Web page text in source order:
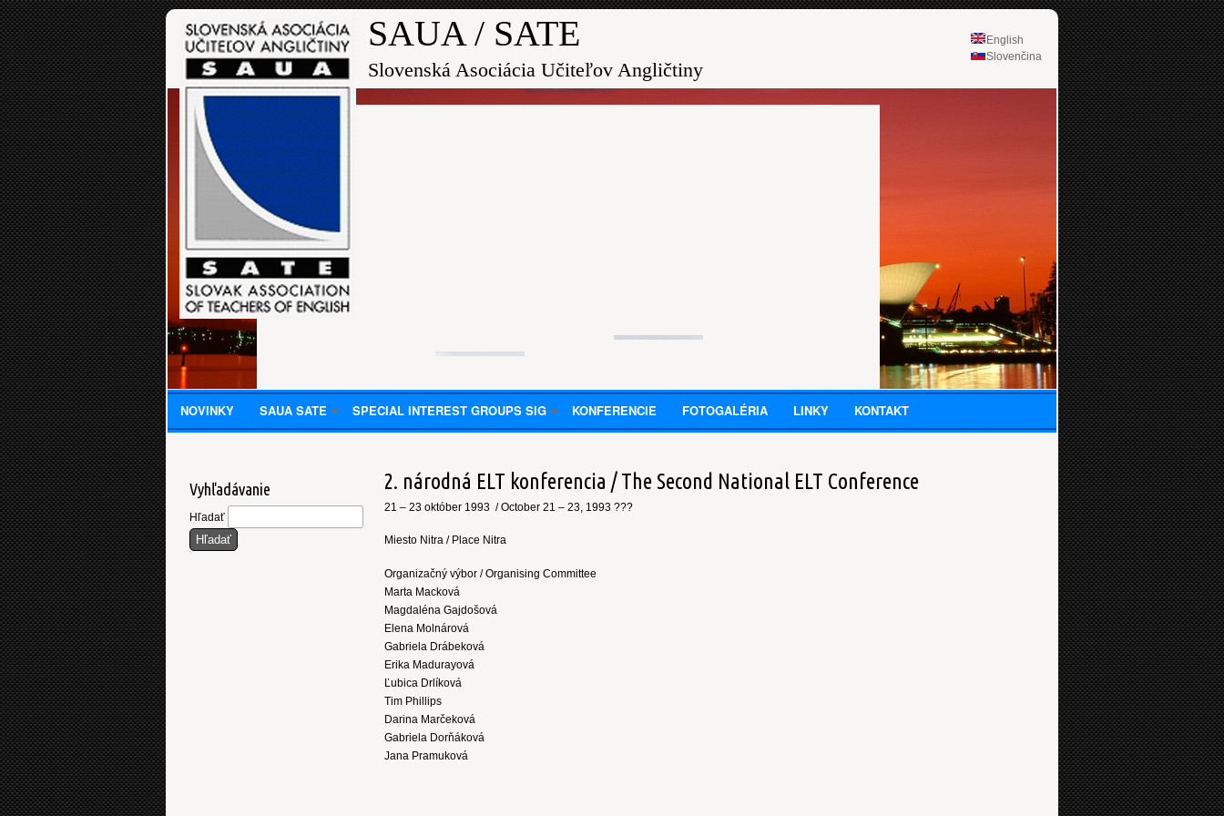
English
Slovenčina
SAUA / SATE
Slovenská Asociácia Učiteľov Angličtiny
NOVINKY SAUA SATE SPECIAL INTEREST GROUPS SIG KONFERENCIE FOTOGALÉRIA LINKY KONTAKT
2. národná ELT konferencia / The Second National ELT Conference
21 – 23 október 1993 / October 21 – 23, 1993 ???
Miesto Nitra / Place Nitra
Organizačný výbor / Organising Committee
Marta Macková
Magdaléna Gajdošová
Elena Molnárová
Gabriela Drábeková
Erika Madurayová
Ľubica Drlíková
Tim Phillips
Darina Marčeková
Gabriela Dorňáková
Jana Pramuková
Vyhľadávanie
Hľadať